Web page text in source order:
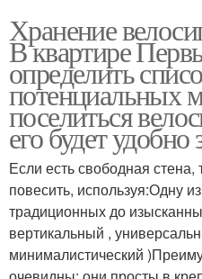
Хранение
В квартире
определить
потенциальных
поселиться
его будет удобно
Если есть свободная стена,
повесить, используя:Одну
традиционных до
вертикальный ,
минималистический